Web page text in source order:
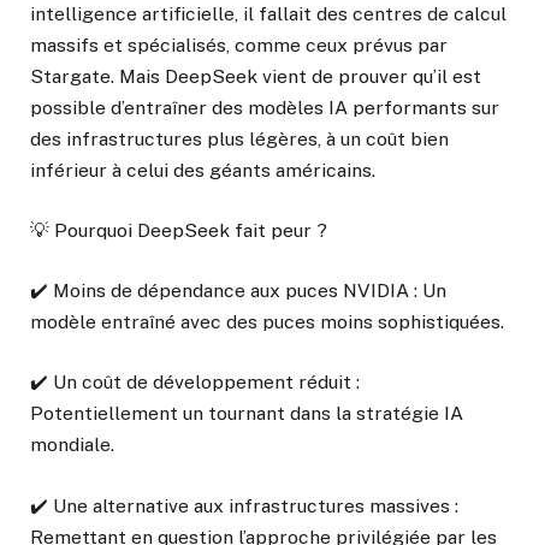
intelligence artificielle, il fallait des centres de calcul
massifs et spécialisés, comme ceux prévus par
Stargate. Mais DeepSeek vient de prouver qu’il est
possible d’entraîner des modèles IA performants sur
des infrastructures plus légères, à un coût bien
inférieur à celui des géants américains.
💡 Pourquoi DeepSeek fait peur ?
✔️ Moins de dépendance aux puces NVIDIA : Un
modèle entraîné avec des puces moins sophistiquées.
✔️ Un coût de développement réduit :
Potentiellement un tournant dans la stratégie IA
mondiale.
✔️ Une alternative aux infrastructures massives :
Remettant en question l’approche privilégiée par les